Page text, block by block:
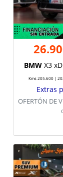
BMWX3
Kms 205.600 |
Extras
OFERTÓN DE